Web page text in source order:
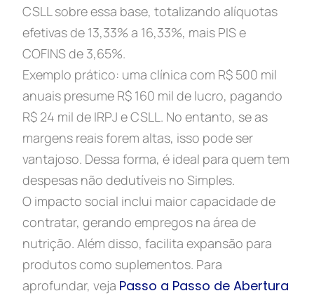
CSLL sobre essa base, totalizando alíquotas
efetivas de 13,33% a 16,33%, mais PIS e
COFINS de 3,65%.
Exemplo prático: uma clínica com R$ 500 mil
anuais presume R$ 160 mil de lucro, pagando
R$ 24 mil de IRPJ e CSLL. No entanto, se as
margens reais forem altas, isso pode ser
vantajoso. Dessa forma, é ideal para quem tem
despesas não dedutíveis no Simples.
O impacto social inclui maior capacidade de
contratar, gerando empregos na área de
nutrição. Além disso, facilita expansão para
produtos como suplementos. Para
aprofundar, veja Passo a Passo de Abertura